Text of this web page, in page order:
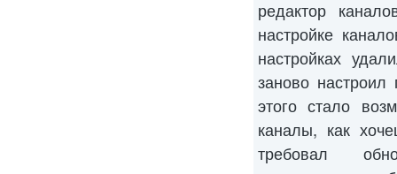
редактор
настройке
настройках
заново
этого стало
каналы, как
требовал